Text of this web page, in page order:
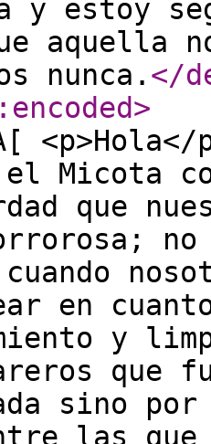
y estoy
aquella
nunca. </
>
el Micota
que
en
y
que
sino
las